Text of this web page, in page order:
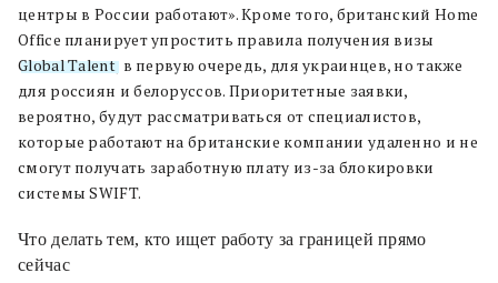
центры в России работают». Кроме того, британский Home
Office планирует упростить правила получения визы
Global Talent, в первую очередь, для украинцев, но также
для россиян и белоруссов. Приоритетные заявки,
вероятно, будут рассматриваться от специалистов,
которые работают на британские компании удаленно и не
смогут получать заработную плату из-за блокировки
системы SWIFT.
Что делать тем, кто ищет работу за границей прямо
сейчас